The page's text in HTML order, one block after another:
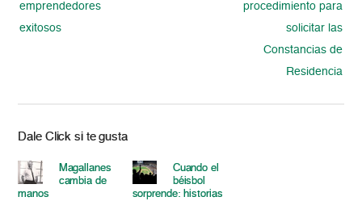
emprendedores
exitosos
procedimiento para
solicitar las
Constancias de
Residencia
Dale Click si te gusta
Magallanes
cambia de
manos
Cuando el
béisbol
sorprende: historias